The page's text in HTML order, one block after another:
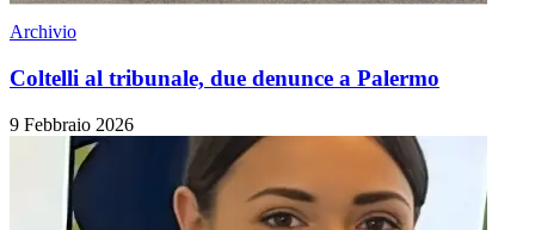
Archivio
Coltelli al tribunale, due denunce a Palermo
9 Febbraio 2026